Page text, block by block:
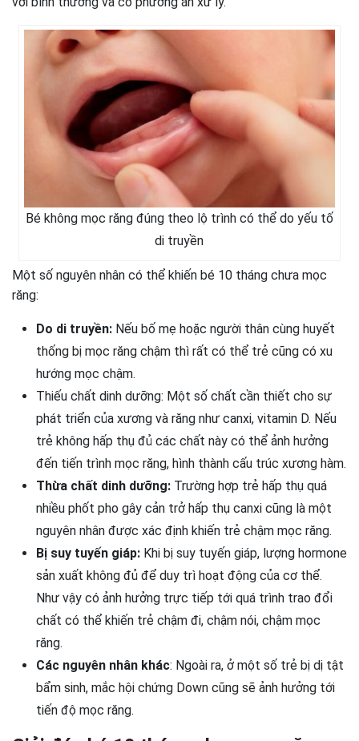
Bé không mọc răng đúng theo lộ trình có thể do yếu tố
di truyền
Một số nguyên nhân có thể khiến bé 10 tháng chưa mọc
răng:
Do di truyền: Nếu bố mẹ hoặc người thân cùng huyết
thống bị mọc răng chậm thì rất có thể trẻ cũng có xu
hướng mọc chậm.
Thiếu chất dinh dưỡng: Một số chất cần thiết cho sự
phát triển của xương và răng như canxi, vitamin D. Nếu
trẻ không hấp thụ đủ các chất này có thể ảnh hưởng
đến tiến trình mọc răng, hình thành cấu trúc xương hàm.
Thừa chất dinh dưỡng: Trường hợp trẻ hấp thụ quá
nhiều phốt pho gây cản trở hấp thụ canxi cũng là một
nguyên nhân được xác định khiến trẻ chậm mọc răng.
Bị suy tuyến giáp: Khi bị suy tuyến giáp, lượng hormone
sản xuất không đủ để duy trì hoạt động của cơ thể.
Như vậy có ảnh hưởng trực tiếp tới quá trình trao đổi
chất có thể khiến trẻ chậm đi, chậm nói, chậm mọc
răng.
Các nguyên nhân khác: Ngoài ra, ở một số trẻ bị dị tật
bẩm sinh, mắc hội chứng Down cũng sẽ ảnh hưởng tới
tiến độ mọc răng.